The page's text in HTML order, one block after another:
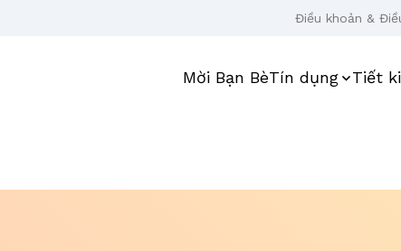
Điều khoản &
Mời Bạn BèTín dụng Tiết